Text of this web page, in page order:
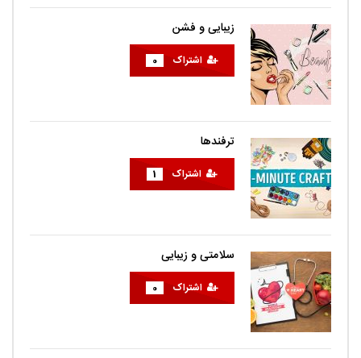
زیبایی و فشن
اشتراک 0
ترفندها
اشتراک 1
سلامتی و زیبایی
اشتراک 0